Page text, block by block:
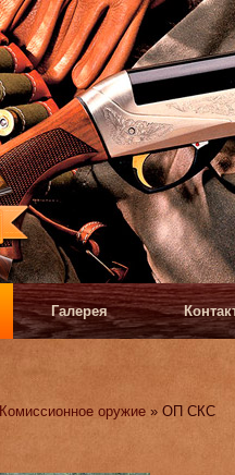
Галерея
Комиссионное оружие » ОП СКС